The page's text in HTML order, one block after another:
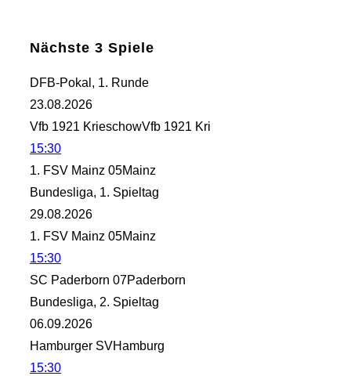
Nächste 3 Spiele
DFB-Pokal, 1. Runde
23.08.2026
Vfb 1921 KrieschowVfb 1921 Kri
15:30
1. FSV Mainz 05Mainz
Bundesliga, 1. Spieltag
29.08.2026
1. FSV Mainz 05Mainz
15:30
SC Paderborn 07Paderborn
Bundesliga, 2. Spieltag
06.09.2026
Hamburger SVHamburg
15:30